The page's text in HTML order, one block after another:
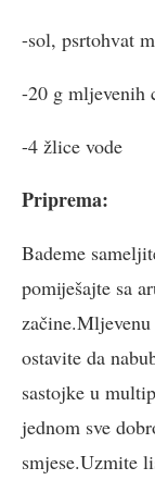
-sol, psrtohvat
-20 g mljevenih
-4 žlice vode
Priprema:
Bademe
pomiješajte sa
ostavite da
sastojke u
jednom sve
smjese.Uzmite